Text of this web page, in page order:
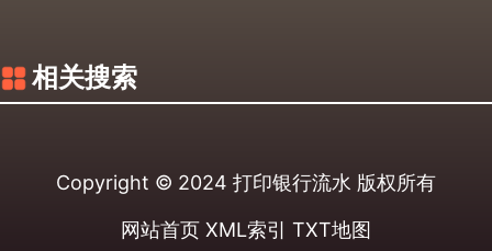
相关搜索
Copyright © 2024 打印银行流水 版权所有
网站首页 XML索引 TXT地图